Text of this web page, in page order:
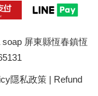
屏東縣恆春鎮恆
隱私政策 | Refund